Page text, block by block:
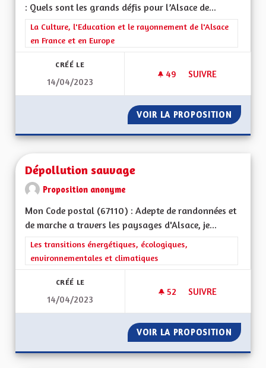
: Quels sont les grands défis pour l’Alsace de...
Filtrer les résultats de la catégorie : La Culture, l'Education et
La Culture, l'Education et le rayonnement de l'Alsace
en France et en Europe
CRÉÉ LE
14/04/2023
49 49 ABONNÉS
SUIVRE
VOIR LA PROPOSITION LE
Dépollution sauvage
Proposition anonyme
Mon Code postal (67110) : Adepte de randonnées et
de marche a travers les paysages d'Alsace, je...
Filtrer les résultats de la catégorie : Les transitions
Les transitions énergétiques, écologiques,
environnementales et climatiques
CRÉÉ LE
14/04/2023
52 52 ABONNÉS
SUIVRE
VOIR LA PROPOSITION